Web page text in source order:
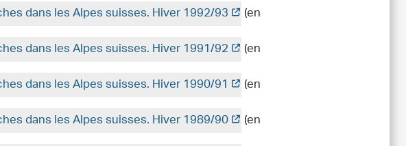
dans les Alpes suisses. Hiver 1992/93 (en
dans les Alpes suisses. Hiver 1991/92 (en
dans les Alpes suisses. Hiver 1990/91 (en
dans les Alpes suisses. Hiver 1989/90 (en